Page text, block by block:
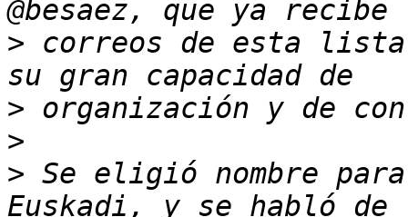
> correos de esta lista.
>
>
> Se eligió nombre